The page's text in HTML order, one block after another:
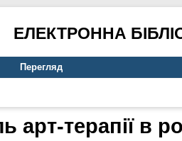
ЕЛЕКТРОННА
Перегляд
арт-терапії в